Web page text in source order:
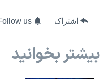
اعتراضات مردمی آبان ۹۸
اسرائیل در جنگ
نرگس محمدی برنده جایزه
اشتراک us
بیشتر بخوانید